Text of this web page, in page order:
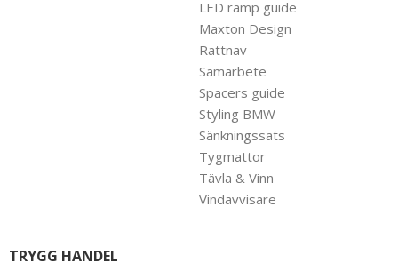
LED ramp guide
Maxton Design
Rattnav
Samarbete
Spacers guide
Styling BMW
Sänkningssats
Tygmattor
Tävla & Vinn
Vindavvisare
TRYGG HANDEL